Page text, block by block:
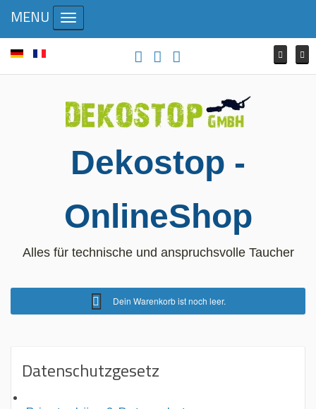
Dekostop -
OnlineShop
Alles für technische und anspruchsvolle Taucher
Dein Warenkorb ist noch leer.
MENU Toggle navigation
Datenschutzgesetz